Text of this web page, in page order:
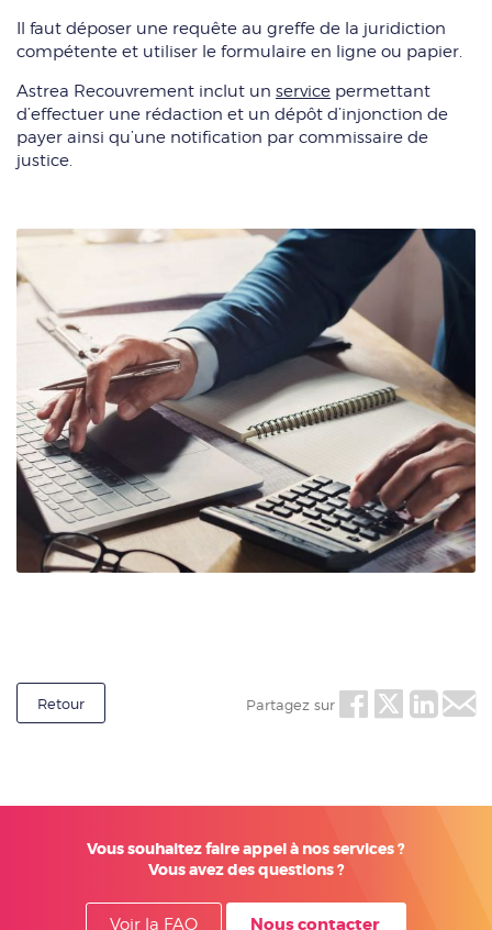
Il faut déposer une requête au greffe de la juridiction
compétente et utiliser le formulaire en ligne ou papier.
Astrea Recouvrement inclut un service permettant
d’effectuer une rédaction et un dépôt d’injonction de
payer ainsi qu’une notification par commissaire de
justice.
Retour Partagez sur
Vous souhaitez faire appel à nos services ?
Vous avez des questions ?
Voir la FAQ Nous contacter